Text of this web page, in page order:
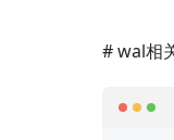
# wal相